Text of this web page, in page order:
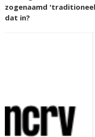
zogenaamd
dat in?